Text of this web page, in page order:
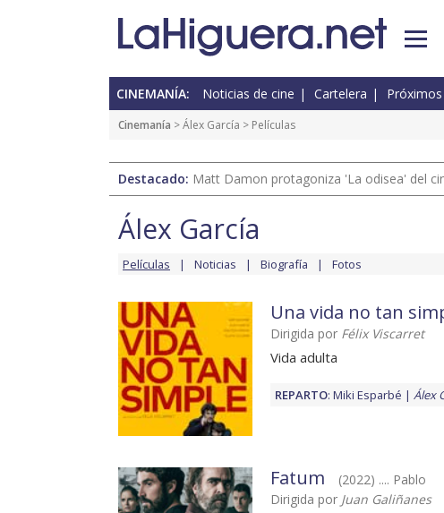
CINEMANÍA: Noticias de cine Cartelera
Cinemanía >Álex García > Películas
Destacado: Matt Damon protagoniza 'La odisea' del
Álex García
Películas Noticias Biografía Fotos
Una vida no tan
Dirigida por Félix Viscarret
Vida adulta
REPARTO: Miki Esparbé Álex
Fatum
(2022) .... Pablo
Dirigida por Juan Galiñanes